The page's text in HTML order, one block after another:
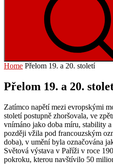
Home Přelom 19. a 20. století
Přelom 19. a 20.
Zatímco napětí mezi evropskými
století postupně zhoršovala, ve
vnímáno jako doba míru, stability
později vžila pod francouzským
doba), v umění byla označována
Světová výstava v Paříži v roce
pokroku, kterou navštívilo 50